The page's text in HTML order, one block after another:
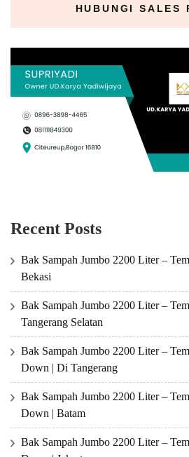
HUBUNGI SALES
Recent Posts
Bak Sampah Jumbo 2200 Liter –
Bekasi
Bak Sampah Jumbo 2200 Liter –
Tangerang Selatan
Bak Sampah Jumbo 2200 Liter –
Down | Di Tangerang
Bak Sampah Jumbo 2200 Liter –
Down | Batam
Bak Sampah Jumbo 2200 Liter –